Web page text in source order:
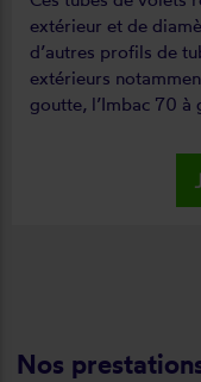
extérieur et de
d’autres profils de
extérieurs
goutte, l’Imbac 70
Nos